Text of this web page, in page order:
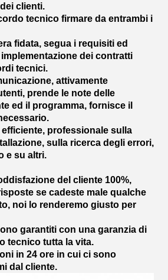
clienti.
tecnico firmare da entrambi i
fidata, segua i requisiti ed
dei contratti
tecnici.
attivamente
prende le note delle
ed il programma, fornisce il
professionale sulla
sulla ricerca degli errori,
e su altri.
del cliente 100%,
se cadeste male qualche
noi lo renderemo giusto per
garantiti con una garanzia di
tecnico tutta la vita.
in 24 ore in cui ci sono
dal cliente.